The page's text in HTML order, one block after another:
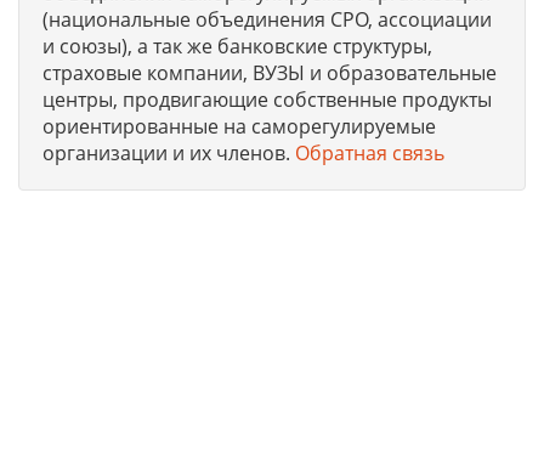
(национальные объединения СРО, ассоциации
и союзы), а так же банковские структуры,
страховые компании, ВУЗЫ и образовательные
центры, продвигающие собственные продукты
ориентированные на саморегулируемые
организации и их членов. Обратная связь